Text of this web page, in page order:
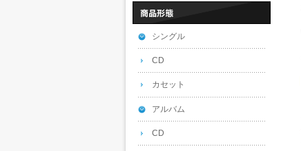
シングル
CD
カセット
アルバム
CD